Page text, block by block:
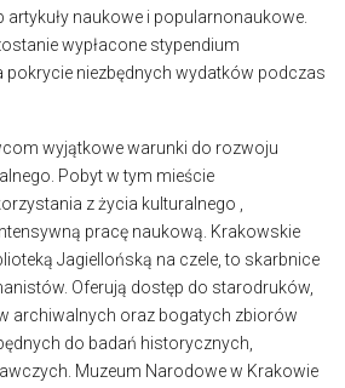
naukowe i popularnonaukowe.
wypłacone stypendium
pokrycie niezbędnych wydatków podczas
wyjątkowe warunki do rozwoju
Pobyt w tym mieście
z życia kulturalnego ,
pracę naukową. Krakowskie
Jagiellońską na czele, to skarbnice
Oferują dostęp do starodruków,
archiwalnych oraz bogatych zbiorów
do badań historycznych,
Muzeum Narodowe w Krakowie